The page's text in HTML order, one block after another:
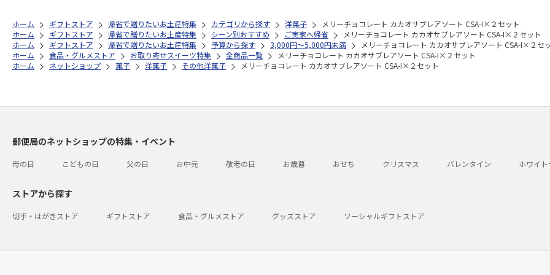
ホーム ギフトストア 帰省で贈りたいお土産特集 カテゴリから探す 洋菓子
メリーチョコレート カカオサブレアソート CSA-I×２セット
ホーム
ギフトストア 帰省で贈りたいお土産特集 シーン別おすすめ ご実家へ帰省
メリーチョコレート カカオサブレアソート CSA-I×２セット
ホーム
ギフトストア 帰省で贈りたいお土産特集 予算から探す 3,000円～5,000円未満
メリーチョコレート カカオサブレアソート CSA-I×２セ
ホーム
食品・グルメストア お取り寄せスイーツ特集 全商品一覧
メリーチョコレート カカオサブレアソート CSA-I×２セット
ホーム
ネットショップ 菓子 洋菓子 その他洋菓子 メリーチョコレート カカオサブレアソート CSA-I×２セット
郵便局のネットショップの特集・イベント
母の日 こどもの日 父の日 お中元 敬老の日 お歳暮 おせち クリスマス バレンタイン ホワイト
ストアから探す
切手・はがきストア ギフトストア 食品・グルメストア グッズストア ソーシャルギフトストア